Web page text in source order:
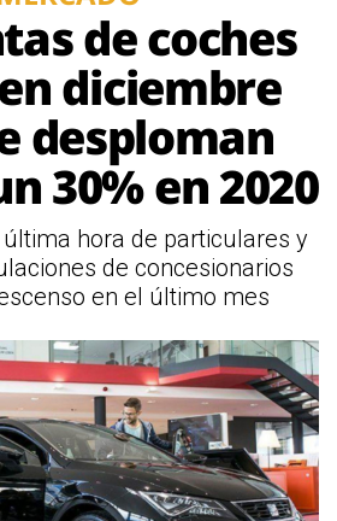
de coches
diciembre
desploman
30% en 2020
hora de particulares y
de concesionarios
en el último mes